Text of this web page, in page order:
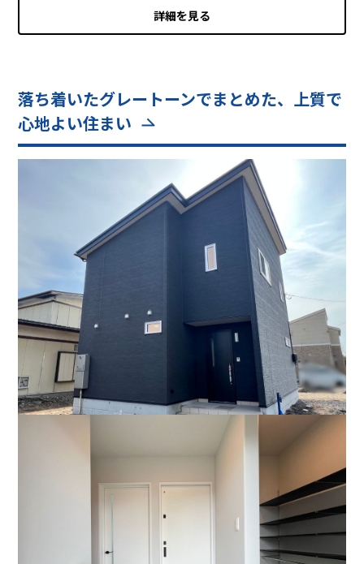
詳細を見る
落ち着いたグレートーンでまとめた、上質で
心地よい住まい